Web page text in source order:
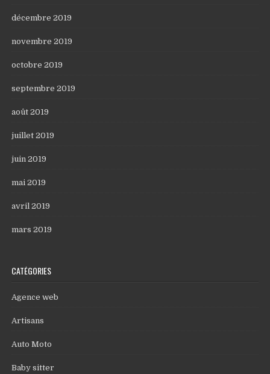
décembre 2019
novembre 2019
octobre 2019
septembre 2019
août 2019
juillet 2019
juin 2019
mai 2019
avril 2019
mars 2019
CATÉGORIES
Agence web
Artisans
Auto Moto
Baby sitter